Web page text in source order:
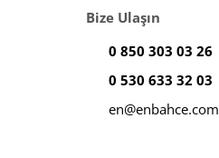
Bize Ulaşın
0 850 303 03 26
0 530 633 32 03
en@enbahce.com